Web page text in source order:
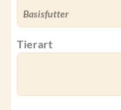
Basisfutter
Tierart